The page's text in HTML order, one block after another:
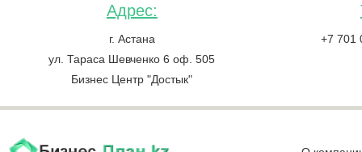
Адрес:
г. Астана
ул. Тараса Шевченко 6 оф. 505
Бизнес Центр "Достык"
+7 701